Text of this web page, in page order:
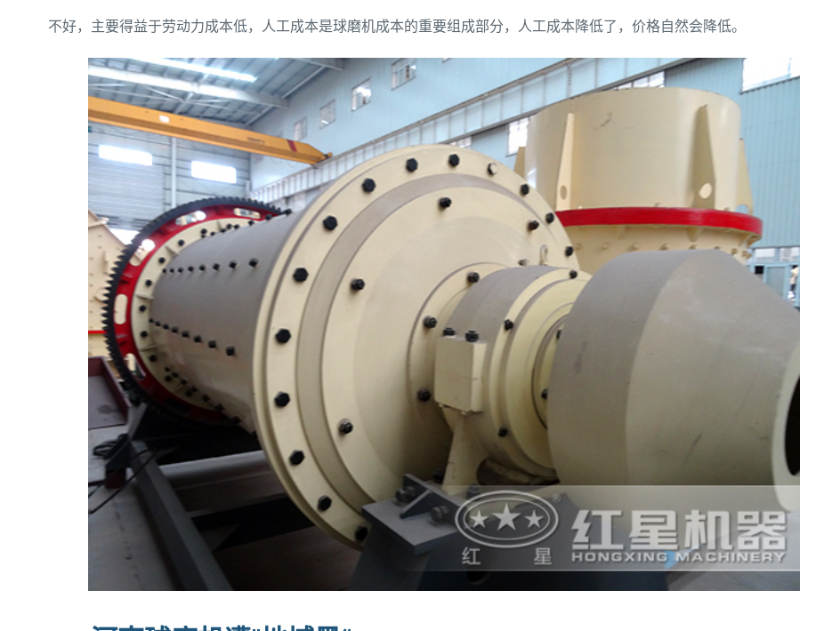
不好，主要得益于劳动力成本低，人工成本是球磨机成本的重要组成部分，人工成本降低了，价格自然会降低。